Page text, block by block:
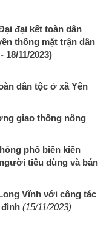
đại kết toàn dân
thống mặt trận dân
18/11/2023)
dân tộc ở xã Yên
giao thông nông
phổ biến kiến
tiêu dùng và bán
Vĩnh với công tác
(15/11/2023)